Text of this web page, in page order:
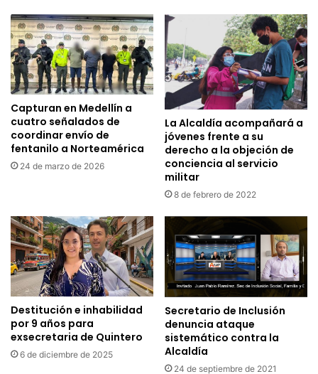
Capturan en Medellín a
cuatro señalados de
coordinar envío de
fentanilo a Norteamérica
24 de marzo de 2026
La Alcaldía acompañará a
jóvenes frente a su
derecho a la objeción de
conciencia al servicio
militar
8 de febrero de 2022
Destitución e inhabilidad
por 9 años para
exsecretaria de Quintero
6 de diciembre de 2025
Secretario de Inclusión
denuncia ataque
sistemático contra la
Alcaldía
24 de septiembre de 2021